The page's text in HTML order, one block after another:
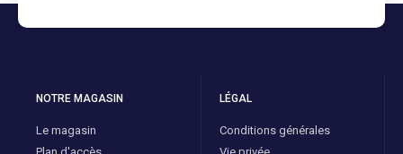
NOTRE MAGASIN
Le magasin
LÉGAL
Conditions générales